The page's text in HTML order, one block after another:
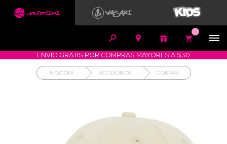


   
1700-VASARI (827274) MIS PEDIDOS
COMO COMPRAR DEVOLUCIÓN SIN COSTO
ENVÍO GRATIS POR COMPRAS MAYORES A $30
MOZIONI ACCESORIOS GORRAS